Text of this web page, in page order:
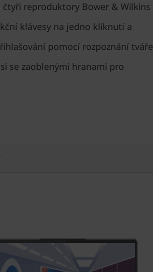
reproduktory Bower & Wilkins
klávesy na jedno kliknutí a
pomocí rozpoznání tváře
se zaoblenými hranami pro